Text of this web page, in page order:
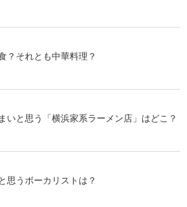
？それとも中華料理？
いと思う「横浜家系ラーメン店」はどこ？
思うボーカリストは？